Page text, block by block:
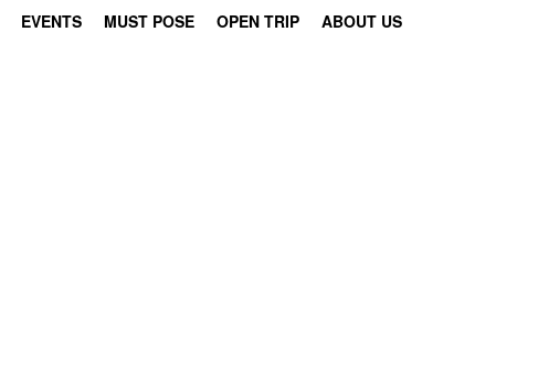
EVENTS MUST POSE OPEN TRIP ABOUT US